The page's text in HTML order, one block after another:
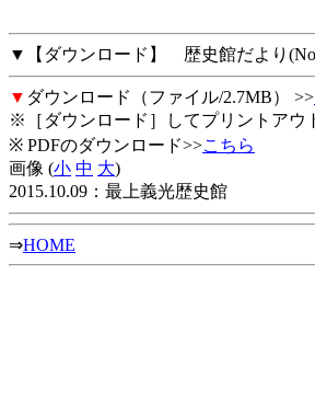
▼【ダウンロード】 歴史館だより
▼ ダウンロード（ファイル/2.7MB） >>
※［ダウンロード］してプリントアウ
※ PDFのダウンロード>>こちら
画像 (小 中 大)
2015.10.09：最上義光歴史館
⇒HOME